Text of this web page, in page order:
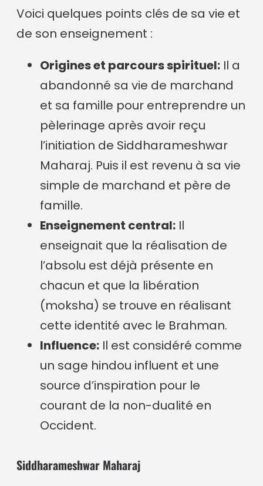
Voici quelques points clés de sa vie et
de son enseignement :
Origines et parcours spirituel: Il a
abandonné sa vie de marchand
et sa famille pour entreprendre un
pèlerinage après avoir reçu
l’initiation de Siddharameshwar
Maharaj. Puis il est revenu à sa vie
simple de marchand et père de
famille.
Enseignement central: Il
enseignait que la réalisation de
l’absolu est déjà présente en
chacun et que la libération
(moksha) se trouve en réalisant
cette identité avec le Brahman.
Influence: Il est considéré comme
un sage hindou influent et une
source d’inspiration pour le
courant de la non-dualité en
Occident.
Siddharameshwar Maharaj